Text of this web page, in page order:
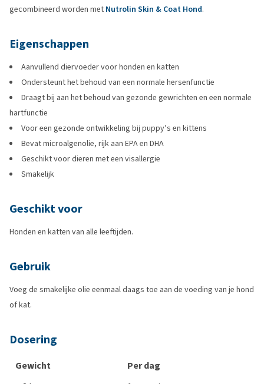
gecombineerd worden met Nutrolin Skin & Coat Hond.
Eigenschappen
Aanvullend diervoeder voor honden en katten
Ondersteunt het behoud van een normale hersenfunctie
Draagt bij aan het behoud van gezonde gewrichten en een normale
hartfunctie
Voor een gezonde ontwikkeling bij puppy’s en kittens
Bevat microalgenolie, rijk aan EPA en DHA
Geschikt voor dieren met een visallergie
Smakelijk
Geschikt voor
Honden en katten van alle leeftijden.
Gebruik
Voeg de smakelijke olie eenmaal daags toe aan de voeding van je hond
of kat.
Dosering
Gewicht
Per dag